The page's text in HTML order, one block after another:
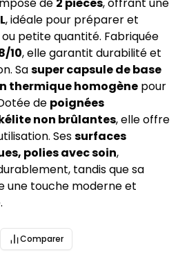
, idéale pour préparer et
petite quantité. Fabriquée
10, elle garantit durabilité et
Sasuper capsule de base
thermique homogène pour
de poignées
non brûlantes, elle offre
Sessurfaces
polies avec soin,
tandis que sa
une touche moderne et
Comparer